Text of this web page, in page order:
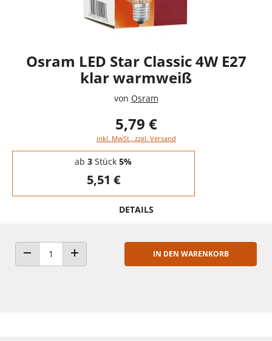
Osram LED Star Classic 4W E27
klar warmweiß
von Osram
5,79 €
inkl. MwSt., zzgl. Versand
Staffelpreise - Mengenrabatt
ab 3 Stück 5%
5,51 €
DETAILS
ANZAHL VERRINGERNANZAHL ERHÖHEN
IN DEN WARENKORB